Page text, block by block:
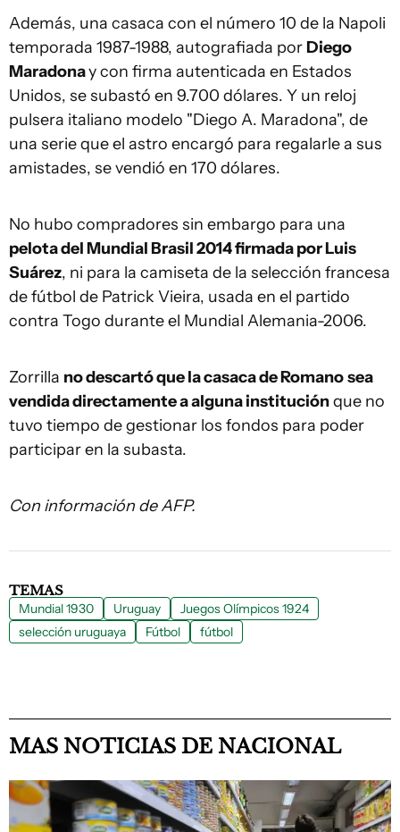
Además, una casaca con el número 10 de la Napoli
temporada 1987-1988, autografiada por Diego
Maradonay con firma autenticada en Estados
Unidos, se subastó en 9.700 dólares. Y un reloj
pulsera italiano modelo "Diego A. Maradona", de
una serie que el astro encargó para regalarle a sus
amistades, se vendió en 170 dólares.
No hubo compradores sin embargo para una
pelota del Mundial Brasil 2014 firmada por Luis
Suárez, ni para la camiseta de la selección francesa
de fútbol de Patrick Vieira, usada en el partido
contra Togo durante el Mundial Alemania-2006.
Zorrilla no descartó que la casaca de Romanosea
vendida directamente a alguna instituciónque no
tuvo tiempo de gestionar los fondos para poder
participar en la subasta.
Con información de AFP.
TEMAS
Mundial 1930 Uruguay
Juegos Olímpicos 1924
selección uruguaya
Fútbol fútbol
MAS NOTICIAS DE NACIONAL